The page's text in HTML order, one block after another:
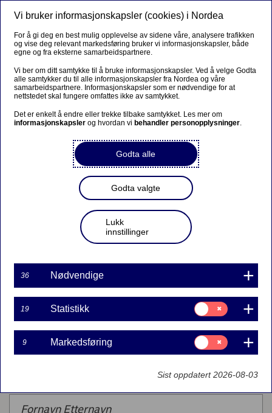
Slik gjør du
Slik avslutter du Kontokreditt
Avslutte Kontokreditt
Du kan benytte dette skjemaet hvis du ønsker å avslutte
kontokreditten din.
Fyll inn feltene under og klikk Send
bekrefte endringer med BankID.
Kontonummer til kontokreditt*
*
Vi bruker informasjonskapsler (cookies) i Nordea
For å gi deg en best mulig opplevelse av sidene våre, analysere trafikken
og vise deg relevant markedsføring bruker vi informasjonskapsler, både
egne og fra eksterne samarbeidspartnere.
Vi ber om ditt samtykke til å bruke informasjonskapsler. Ved å velge Godta
alle samtykker du til alle informasjonskapsler fra Nordea og våre
samarbeidspartnere. Informasjonskapsler som er nødvendige for at
nettstedet skal fungere omfattes ikke av samtykket.
Det er enkelt å endre eller trekke tilbake samtykket. Les mer om
informasjonskapsler og hvordan vi behandler personopplysninger.
Godta alle
Godta valgte
Lukk
innstillinger
36 Nødvendige
19 Statistikk
Samtykke
til:
Statistikk
9 Markedsføring
Samtykke
til:
Markedsføring
Sist oppdatert 2026-08-03